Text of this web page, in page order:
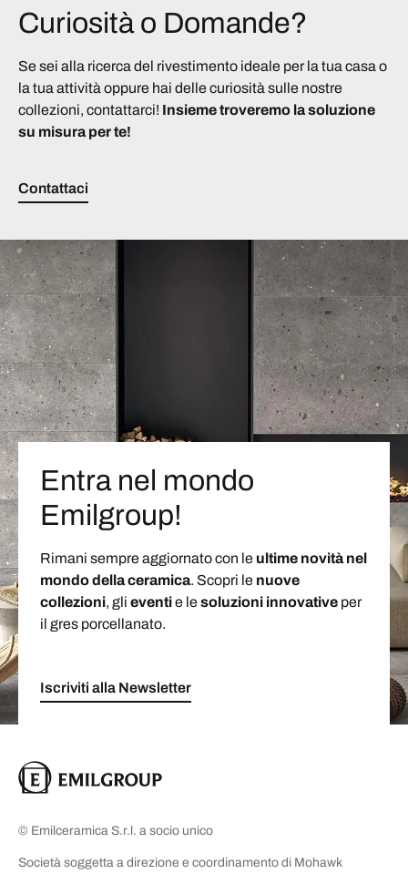
Curiosità o Domande?
Se sei alla ricerca del rivestimento ideale per la tua casa o
la tua attività oppure hai delle curiosità sulle nostre
collezioni, contattarci! Insieme troveremo la soluzione
su misura per te!
Contattaci
Entra nel mondo
Emilgroup!
Rimani sempre aggiornato con le ultime novità nel
mondo della ceramica. Scopri le nuove
collezioni, gli eventie lesoluzioni innovative per
il gres porcellanato.
Iscriviti alla Newsletter
© Emilceramica S.r.l. a socio unico
Società soggetta a direzione e coordinamento di Mohawk